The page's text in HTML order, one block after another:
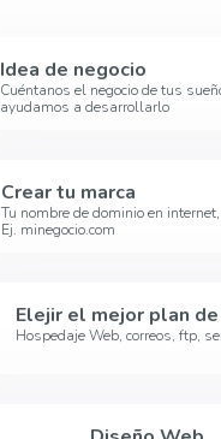
Idea de negocio
Cuéntanos el negocio de tus
ayudamos a desarrollarlo
Crear tu marca
Tu nombre de dominio en
Ej. minegocio.com
Elejir el mejor plan
Hospedaje Web, correos, ftp,